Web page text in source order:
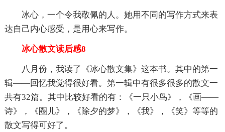
冰心，一个令我敬佩的人。她用不同的写作方式来表
达自己内心感受，是用心来写作。
冰心散文读后感8
八月份，我读了《冰心散文集》这本书。其中的第一
辑——回忆我觉得很好看。第一辑中有很多很多的散文一
共有32篇。其中比较好看的有：《一只小鸟》，《画——
诗》，《圈儿》，《除夕的梦》，《我》，《笑》等等的
散文写得可好了。